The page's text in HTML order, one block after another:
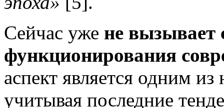
Сейчас уже не вызывает
функционирования
аспект является одним
учитывая последние